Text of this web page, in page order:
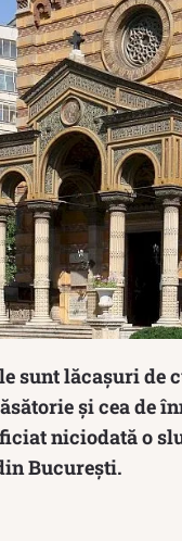
sunt lăcașuri de
și cea de
niciodată o
București.